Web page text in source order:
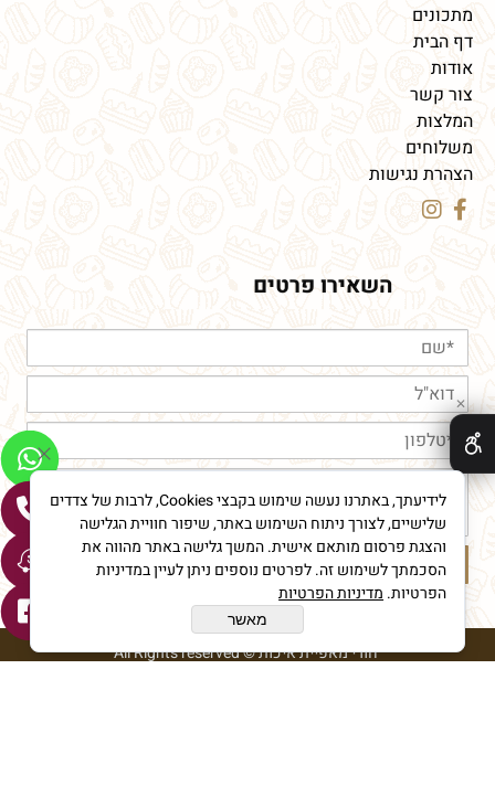
מתכונים
דף הבית
אודות
צור קשר
המלצות
משלוחים
הצהרת נגישות
השאירו פרטים
חורי מאפיית איכות © All Rights reserved
✕
לידיעתך, באתרנו נעשה שימוש בקבצי Cookies, לרבות של צדדים
שלישיים, לצורך ניתוח השימוש באתר, שיפור חוויית הגלישה
והצגת פרסום מותאם אישית. המשך גלישה באתר מהווה את
הסכמתך לשימוש זה. לפרטים נוספים ניתן לעיין במדיניות
הפרטיות. מדיניות הפרטיות
מאשר